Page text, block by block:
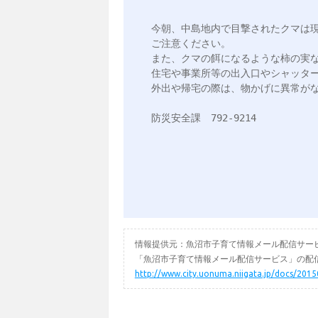
今朝、中島地内で目撃されたクマは
ご注意ください。
また、クマの餌になるような柿の実
住宅や事業所等の出入口やシャッタ
外出や帰宅の際は、物かげに異常が
防災安全課　792-9214
情報提供元：魚沼市子育て情報メール配信サー
「魚沼市子育て情報メール配信サービス」の
http://www.city.uonuma.niigata.jp/docs/